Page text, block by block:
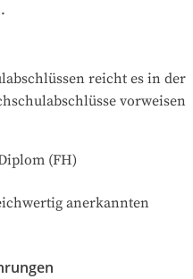
reicht es in der
vorweisen
(FH)
anerkannten